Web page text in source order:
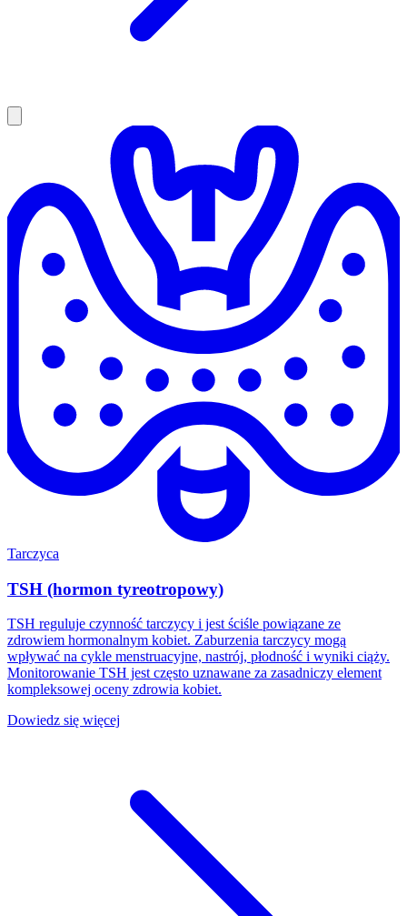
Tarczyca
TSH (hormon tyreotropowy)
TSH reguluje czynność tarczycy i jest ściśle powiązane ze
zdrowiem hormonalnym kobiet. Zaburzenia tarczycy mogą
wpływać na cykle menstruacyjne, nastrój, płodność i wyniki ciąży.
Monitorowanie TSH jest często uznawane za zasadniczy element
kompleksowej oceny zdrowia kobiet.
Dowiedz się więcej